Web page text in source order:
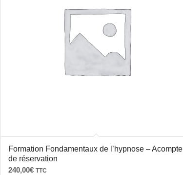
Formation Fondamentaux de l’hypnose – Acompte
de réservation
240,00€ TTC